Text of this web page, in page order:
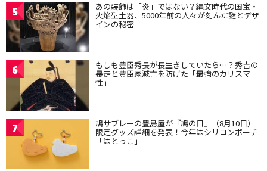
5 あの装飾は「炎」ではない？縄文時代の国宝・
火焔型土器、5000年前の人々が刻んだ謎とデザ
インの秘密
6 もしも豊臣秀長が長生きしていたら…？秀吉の
暴走と豊臣家滅亡を防げた「最強のカリスマ
性」
7 鳩サブレーの豊島屋が『鳩の日』（8月10日）
限定グッズ詳細を発表！今年はシリコンポーチ
「はとっこ」